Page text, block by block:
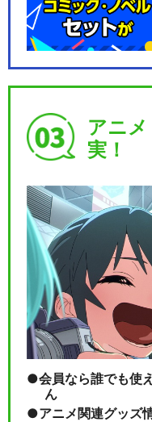
アニ
実！
会員なら誰でも使
ん
アニメ関連グッズ